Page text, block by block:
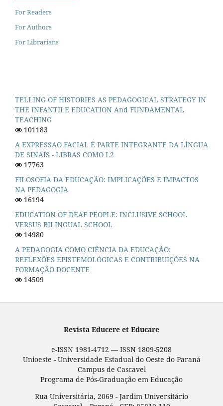
For Readers
For Authors
For Librarians
TELLING OF HISTORIES AS PEDAGOGICAL STRATEGY IN
THE INFANTILE EDUCATION And FUNDAMENTAL
TEACHING
101183
A EXPRESSAO FACIAL É PARTE INTEGRANTE DA LÍNGUA
DE SINAIS - LIBRAS COMO L2
17763
FILOSOFIA DA EDUCAÇÃO: IMPLICAÇÕES E IMPACTOS
NA PEDAGOGIA
16194
EDUCATION OF DEAF PEOPLE: INCLUSIVE SCHOOL
VERSUS BILINGUAL SCHOOL
14980
A PEDAGOGIA COMO CIÊNCIA DA EDUCAÇÃO:
REFLEXÕES EPISTEMOLÓGICAS E CONTRIBUIÇÕES NA
FORMAÇÃO DOCENTE
14509
Revista Educere et Educare
e-ISSN 1981-4712 — ISSN 1809-5208
Unioeste - Universidade Estadual do Oeste do Paraná
Campus de Cascavel
Programa de Pós-Graduação em Educação
Rua Universitária, 2069 - Jardim Universitário